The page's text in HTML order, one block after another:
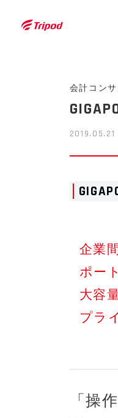
会計コン
2019.05.21
企業
ポー
大容
プラ
「操